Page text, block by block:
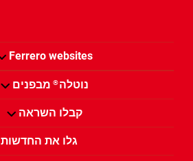
Ferrero websites
נוטלה®מבפנים
קבלו השראה
גלו את החדשות